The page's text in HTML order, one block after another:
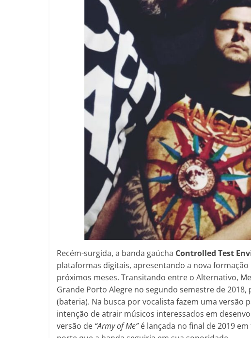
Recém-surgida, a banda gaúcha Controlled Test
plataformas digitais, apresentando a nova
próximos meses. Transitando entre o Alternativo,
Grande Porto Alegre no segundo semestre de
(bateria). Na busca por vocalista fazem uma versão
intenção de atrair músicos interessados em
versão de “Army of Me”é lançada no final de 2019